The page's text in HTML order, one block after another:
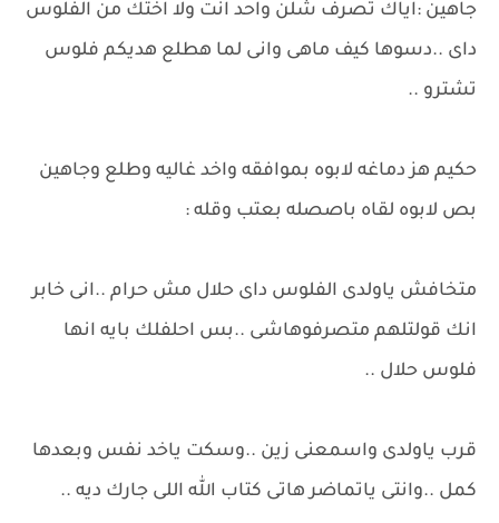
جاهين :اياك تصرف شلن واحد انت ولا اختك من الفلوس
داى ..دسوها كيف ماهى وانى لما هطلع هديكم فلوس
تشترو ..
حكيم هز دماغه لابوه بموافقه واخد غاليه وطلع وجاهين
بص لابوه لقاه باصصله بعتب وقله :
متخافش ياولدى الفلوس داى حلال مش حرام ..انى خابر
انك قولتلهم متصرفوهاشى ..بس احلفلك بايه انها
فلوس حلال ..
قرب ياولدى واسمعنى زين ..وسكت ياخد نفس وبعدها
كمل ..وانتى ياتماضر هاتى كتاب الله اللى جارك ديه ..